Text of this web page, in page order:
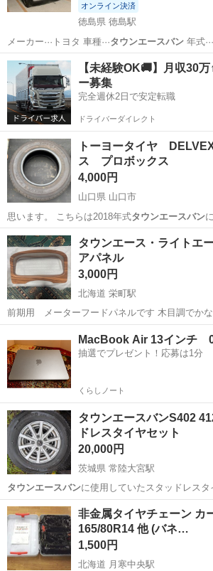
オンライン決済
徳島県 徳島駅
メーカー···トヨタ 車種···タウンエースバン年式
徳島 徳島市 徳島駅 外装、車外用品
【未経験OK🚚】月収30
ー募集
完全週休2日で安定転職
ドライバーダイレクト
トーヨータイヤ
ス プロボックス
4,000円
山口県 山口市
思います。 こちらは2018年式タウンエースバン
す。 その他…
山口 山口市 タイヤ、ホイール トー
タウンエース・ライトエ
アパネル
3,000円
北海道 栄町駅
前期用 メーターフードパネルです 木目調でか
S402又はS412に適合します 画像4枚目の赤丸部分です 5枚目は装着イ
メージです （4、5枚目はネットからの拝借画像です） 後期には
ません 新品...
内装、インテリ
MacBook Air 13インチ
抽選でプレゼント！応募は1分
くらしノート
タウンエースバンS402
ドレスタイヤセット
20,000円
茨城県 常陸大宮駅
タウンエースバンに使用していたスタッドレス
茨城 常陸大宮市 常陸大宮駅 タイヤ
非金属タイヤチェーン カ
165/80R14 他 (バネ…
1,500円
北海道 月寒中央駅